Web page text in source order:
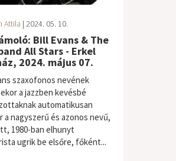
Attila | 2024. 05. 10.
Bill Evans & The
All Stars - Erkel
2024. május 07.
szaxofonos nevének
a jazzben kevésbé
automatikusan
a nagyszerű és azonos nevű,
1980-ban elhunyt
ugrik be elsőre, főként...